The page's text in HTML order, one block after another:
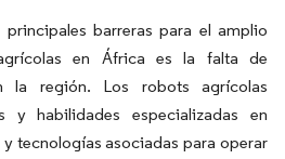
barreras para el amplio
en África es la falta de
la región. Los robots agrícolas
y habilidades especializadas en
tecnologías asociadas para operar